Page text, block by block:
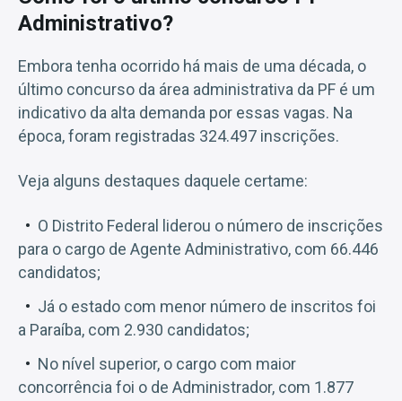
Administrativo?
Embora tenha ocorrido há mais de uma década, o
último concurso da área administrativa da PF é um
indicativo da alta demanda por essas vagas. Na
época, foram registradas 324.497 inscrições.
Veja alguns destaques daquele certame:
O Distrito Federal liderou o número de inscrições
para o cargo de Agente Administrativo, com 66.446
candidatos;
Já o estado com menor número de inscritos foi
a Paraíba, com 2.930 candidatos;
No nível superior, o cargo com maior
concorrência foi o de Administrador, com 1.877